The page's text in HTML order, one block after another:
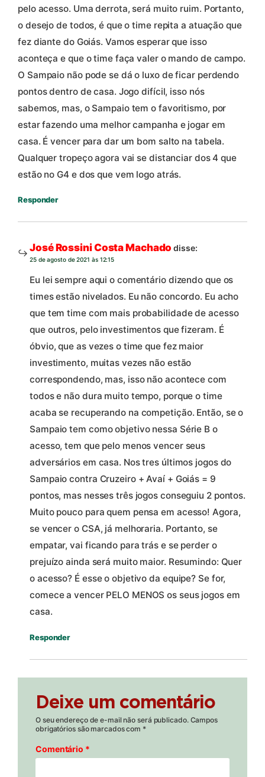
pelo acesso. Uma derrota, será muito ruim. Portanto,
o desejo de todos, é que o time repita a atuação que
fez diante do Goiás. Vamos esperar que isso
aconteça e que o time faça valer o mando de campo.
O Sampaio não pode se dá o luxo de ficar perdendo
pontos dentro de casa. Jogo difícil, isso nós
sabemos, mas, o Sampaio tem o favoritismo, por
estar fazendo uma melhor campanha e jogar em
casa. É vencer para dar um bom salto na tabela.
Qualquer tropeço agora vai se distanciar dos 4 que
estão no G4 e dos que vem logo atrás.
Responder
José Rossini Costa Machado disse:
25 de agosto de 2021 às 12:15
Eu lei sempre aqui o comentário dizendo que os
times estão nivelados. Eu não concordo. Eu acho
que tem time com mais probabilidade de acesso
que outros, pelo investimentos que fizeram. É
óbvio, que as vezes o time que fez maior
investimento, muitas vezes não estão
correspondendo, mas, isso não acontece com
todos e não dura muito tempo, porque o time
acaba se recuperando na competição. Então, se o
Sampaio tem como objetivo nessa Série B o
acesso, tem que pelo menos vencer seus
adversários em casa. Nos tres últimos jogos do
Sampaio contra Cruzeiro + Avaí + Goiás = 9
pontos, mas nesses três jogos conseguiu 2 pontos.
Muito pouco para quem pensa em acesso! Agora,
se vencer o CSA, já melhoraria. Portanto, se
empatar, vai ficando para trás e se perder o
prejuízo ainda será muito maior. Resumindo: Quer
o acesso? É esse o objetivo da equipe? Se for,
comece a vencer PELO MENOS os seus jogos em
casa.
Responder
Deixe um comentário
O seu endereço de e-mail não será publicado. Campos
obrigatórios são marcados com *
Comentário *